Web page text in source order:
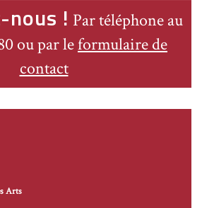
nous ! Par téléphone au
ou par leformulaire de
contact
Arts